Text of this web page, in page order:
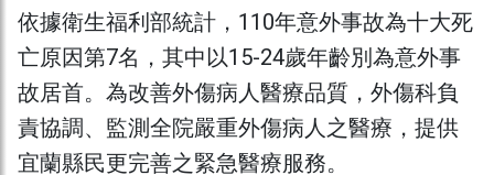
依據衛生福利部統計，110年意外事故為十大死
亡原因第7名，其中以15-24歲年齡別為意外事
故居首。為改善外傷病人醫療品質，外傷科負
責協調、監測全院嚴重外傷病人之醫療，提供
宜蘭縣民更完善之緊急醫療服務。